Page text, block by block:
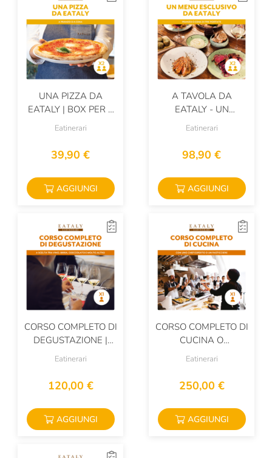
UNA PIZZA DA
EATALY | BOX PER 2
PERSONE
Eatinerari
39,90 €
AGGIUNGI
A TAVOLA DA
EATALY - UN
ESCLUSIVO MENU DI
2 PERSONE
Eatinerari
98,90 €
AGGIUNGI
CORSO COMPLETO DI
DEGUSTAZIONE |
BOX PER 1 PERSONA
Eatinerari
120,00 €
AGGIUNGI
CORSO COMPLETO DI
CUCINA O
PASTICCERIA | BOX
Eatinerari
250,00 €
AGGIUNGI